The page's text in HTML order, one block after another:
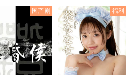
,汤姆·凯恩
国产剧 福利